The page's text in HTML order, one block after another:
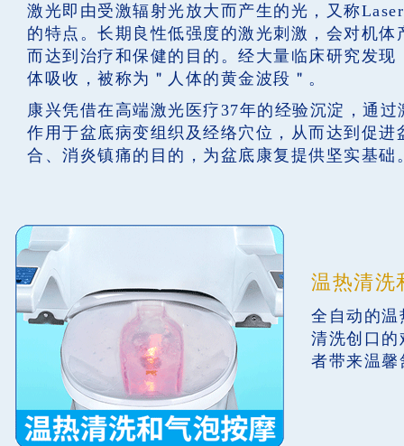
激光即由受激辐射光放大而产生的光，又称
的特点。长期良性低强度的激光刺激，会对机
而达到治疗和保健的目的。经大量临床研究发
体吸收，被称为＂人体的黄金波段＂。
康兴凭借在高端激光医疗37年的经验沉淀，通
作用于盆底病变组织及经络穴位，从而达到促
合、消炎镇痛的目的，为盆底康复提供坚实基础
温热清洗
全自动的温
清洗创口的
者带来温馨